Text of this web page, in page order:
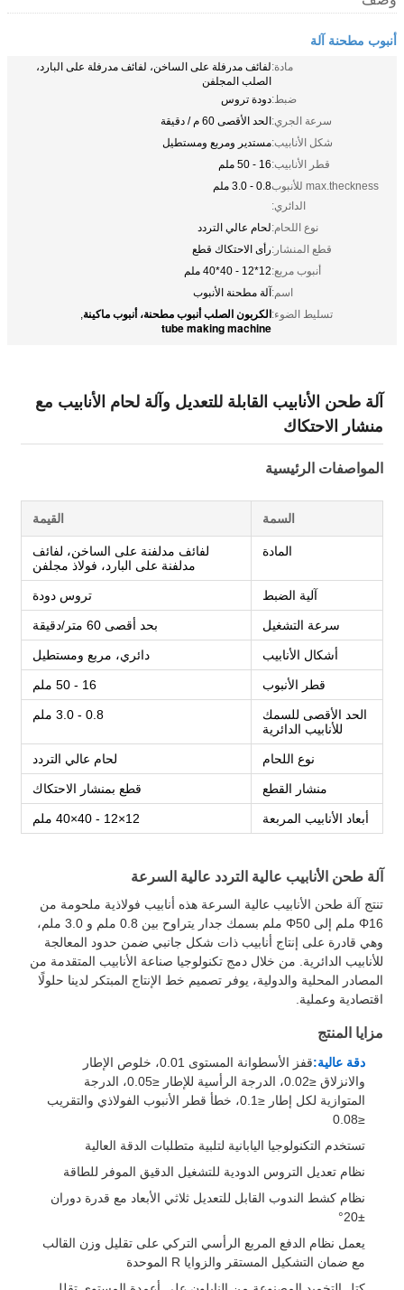
أنبوب مطحنة آلة
مادة:لفائف مدرفلة على الساخن، لفائف مدرفلة على البارد،
الصلب المجلفن
ضبط:دودة تروس
سرعة الجري:الحد الأقصى 60 م / دقيقة
شكل الأنابيب:مستدير ومربع ومستطيل
قطر الأنابيب:16 - 50 ملم
max.theckness للأنبوب
الدائري:
0.8 - 3.0 ملم
نوع اللحام:لحام عالي التردد
قطع المنشار:رأى الاحتكاك قطع
أنبوب مربع:12*12 - 40*40 ملم
اسم:آلة مطحنة الأنبوب
تسليط الضوء:الكربون الصلب أنبوب مطحنة، أنبوب ماكينة,
tube making machine
آلة طحن الأنابيب القابلة للتعديل وآلة لحام الأنابيب مع
منشار الاحتكاك
المواصفات الرئيسية
السمة القيمة
المادة
لفائف مدلفنة على الساخن، لفائف
مدلفنة على البارد، فولاذ مجلفن
آلية الضبط تروس دودة
سرعة التشغيل بحد أقصى 60 متر/دقيقة
أشكال الأنابيب دائري، مربع ومستطيل
قطر الأنبوب 16 - 50 ملم
الحد الأقصى للسمك
للأنابيب الدائرية
0.8 - 3.0 ملم
نوع اللحام لحام عالي التردد
منشار القطع قطع بمنشار الاحتكاك
أبعاد الأنابيب المربعة 12×12 - 40×40 ملم
آلة طحن الأنابيب عالية التردد عالية السرعة
تنتج آلة طحن الأنابيب عالية السرعة هذه أنابيب فولاذية ملحومة من
Φ16 ملم إلى Φ50 ملم بسمك جدار يتراوح بين 0.8 ملم و 3.0 ملم،
وهي قادرة على إنتاج أنابيب ذات شكل جانبي ضمن حدود المعالجة
للأنابيب الدائرية. من خلال دمج تكنولوجيا صناعة الأنابيب المتقدمة من
المصادر المحلية والدولية، يوفر تصميم خط الإنتاج المبتكر لدينا حلولًا
اقتصادية وعملية.
مزايا المنتج
دقة عالية:
قفز الأسطوانة المستوى 0.01، خلوص الإطار
والانزلاق ≤0.02، الدرجة الرأسية للإطار ≤0.05، الدرجة
المتوازية لكل إطار ≤0.1، خطأ قطر الأنبوب الفولاذي والتقريب
≤0.08
تستخدم التكنولوجيا اليابانية لتلبية متطلبات الدقة العالية
نظام تعديل التروس الدودية للتشغيل الدقيق الموفر للطاقة
نظام كشط الندوب القابل للتعديل ثلاثي الأبعاد مع قدرة دوران
±20°
يعمل نظام الدفع المربع الرأسي التركي على تقليل وزن القالب
مع ضمان التشكيل المستقر والزوايا R الموحدة